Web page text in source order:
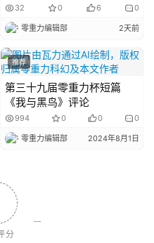
32 0 6 0
零重力编辑部 2天前
推荐
第三十九届零重力杯短篇
《我与黑鸟》评论
994 0 0 0
零重力编辑部 2024年8月1日
分